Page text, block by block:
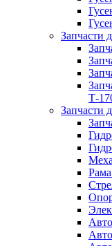
Запчасти
Т-
Запчасти